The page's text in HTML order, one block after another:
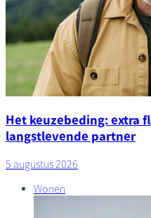
Het keuzebeding: extra
langstlevende partner
5 augustus 2026
Wonen